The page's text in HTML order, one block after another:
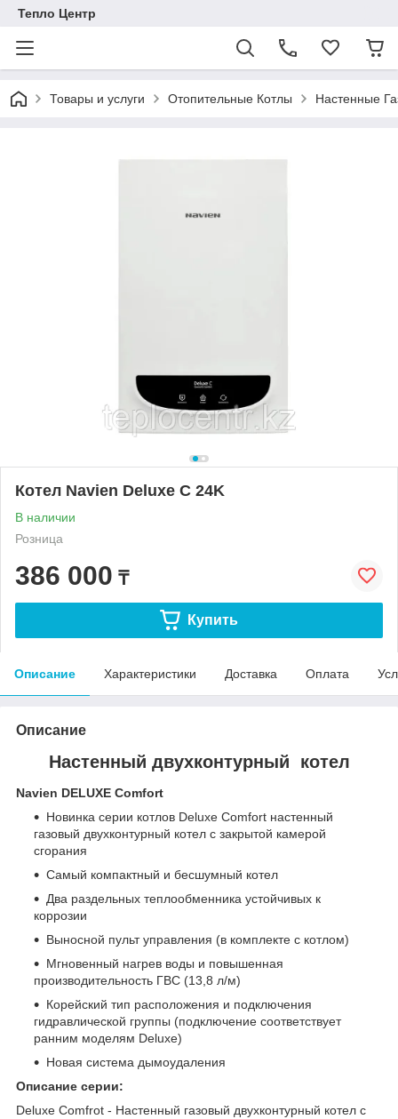
Тепло Центр
Товары и услуги Отопительные Котлы Настенные
Котел Navien Deluxe C 24K
В наличии
Розница
386 000 ₸
Купить
Описание Характеристики Доставка Оплата
Описание
Настенный двухконтурный котел
Navien DELUXE Comfort
Новинка серии котлов Deluxe Comfort настенный
газовый двухконтурный котел с закрытой камерой
сгорания
Самый компактный и бесшумный котел
Два раздельных теплообменника устойчивых к
коррозии
Выносной пульт управления (в комплекте с котлом)
Мгновенный нагрев воды и повышенная
производительность ГВС (13,8 л/м)
Корейский тип расположения и подключения
гидравлической группы (подключение соответствует
ранним моделям Deluxe)
Новая система дымоудаления
Описание серии:
Deluxe Comfrot - Настенный газовый двухконтурный котел с